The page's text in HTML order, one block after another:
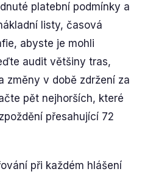
platební podmínky a
listy, časová
abyste je mohli
audit většiny tras,
změny v době zdržení za
pět nejhorších, které
přesahující 72
při každém hlášení